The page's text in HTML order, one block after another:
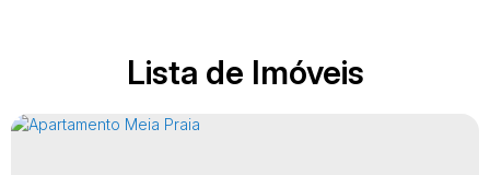
Lista de Imóveis